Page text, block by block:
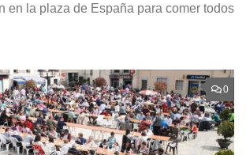
en la plaza de España para comer todos
0